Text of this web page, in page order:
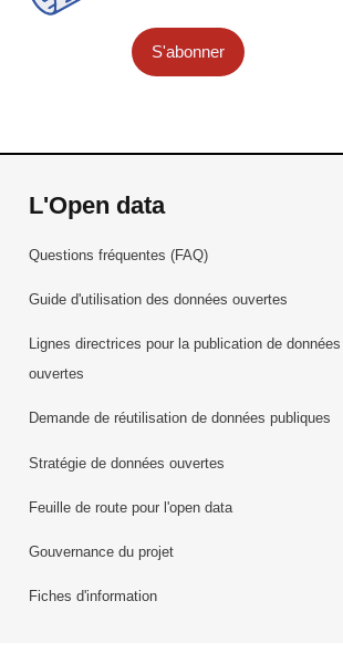
S'abonner
L'Open data
Questions fréquentes (FAQ)
Guide d'utilisation des données ouvertes
Lignes directrices pour la publication de données
ouvertes
Demande de réutilisation de données publiques
Stratégie de données ouvertes
Feuille de route pour l'open data
Gouvernance du projet
Fiches d'information